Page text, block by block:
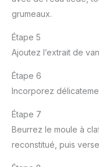
grumeaux.
Étape 5
Ajoutez l’extrait de
Étape 6
Incorporez
Étape 7
Beurrez le moule à
reconstitué, puis